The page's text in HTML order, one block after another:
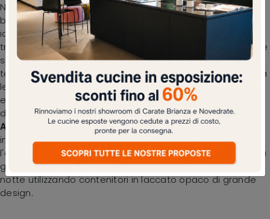
Nella nostra linea di Armadi a muro moderni con ante
battenti potrai trovare anche il modello presente in foto,
ideale per chi cerca praticità e design. Questa proposta,
tra i molteplici modelli a muro con ante battenti di Adok, è
simbolo di robustezza, stile e raffinatezza duraturi nel
tempo. Per ultimare il progetto d'arredo in una camera da
letto bella e funzionale, abbiamo selezionato per te le più
esclusive e attuali soluzioni Adok, diverse per stile,
dimensione, finitura e elementi accessori.Armadio
Atelier Crystal e Ruler di Adok: compila il form per
informazioni e preventivi e progetta la tua casa come
l'avevi immaginata. Contattaci e scopri di più su una ricca
gamma di Arredamento Casa per progettare la zona
notte utilizzando contenitori in laccato opaco di grande
design.